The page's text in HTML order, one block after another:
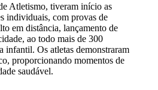
Atletismo, tiveram início as
individuais, com provas de
em distância, lançamento de
ao todo mais de 300
infantil. Os atletas demonstraram
proporcionando momentos de
saudável.